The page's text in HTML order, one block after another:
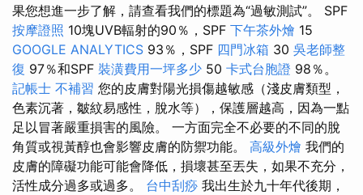
果您想進一步了解，請查看我們的標題為“過敏測試”。 SPF
按摩證照 10塊UVB輻射的90％，SPF 下午茶外燴 15
GOOGLE ANALYTICS 93％，SPF 四門冰箱 30 吳老師整
復 97％和SPF 裝潢費用一坪多少 50 卡式台胞證 98％。
記帳士 不補習 您的皮膚對陽光損傷越敏感（淺皮膚類型，
色素沉著，皺紋易感性，脫水等），保護層越高，因為一點
足以冒著嚴重損害的風險。 一方面完全不必要的不​​同的脫
角質或視黃醇也會影響皮膚的防禦功能。 高級外燴 我們的
皮膚的障礙功能可能會降低，損壞甚至丟失，如果不充分，
活性成分過多或過多。 台中刮痧 我出生於九十年代後期，